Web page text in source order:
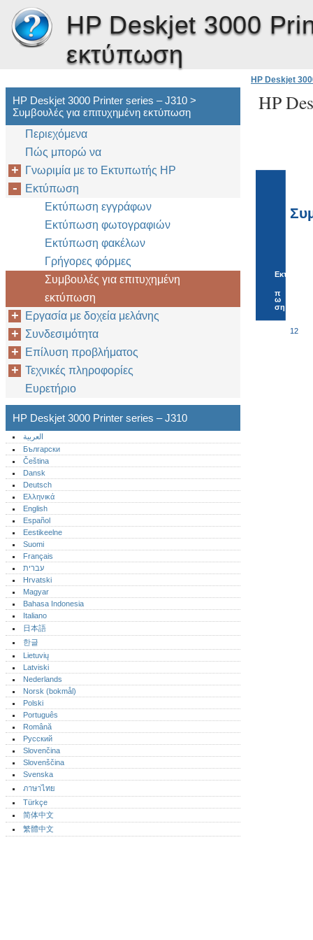
HP Deskjet 3000
εκτύπωση
HP Deskjet
HP
Συ
12
Εκτύ
π
ω
ση
HP Deskjet 3000 Printer series – J310 >
Συμβουλές για επιτυχημένη εκτύπωση
Περιεχόμενα
Πώς μπορώ να
Γνωριμία με το Εκτυπωτής HP
Εκτύπωση
Εκτύπωση εγγράφων
Εκτύπωση φωτογραφιών
Εκτύπωση φακέλων
Γρήγορες φόρμες
Συμβουλές για επιτυχημένη
εκτύπωση
Εργασία με δοχεία μελάνης
Συνδεσιμότητα
Επίλυση προβλήματος
Τεχνικές πληροφορίες
Ευρετήριο
HP Deskjet 3000 Printer series – J310
العربية
Български
Čeština
Dansk
Deutsch
Ελληνικά
English
Español
Eestikeelne
Suomi
Français
עברית
Hrvatski
Magyar
Bahasa Indonesia
Italiano
日本語
한글
Lietuvių
Latviski
Nederlands
Norsk (bokmål)‎
Polski
Português‎
Română
Русский
Slovenčina
Slovenščina
Svenska
ภาษาไทย
Türkçe
简体中文
繁體中文